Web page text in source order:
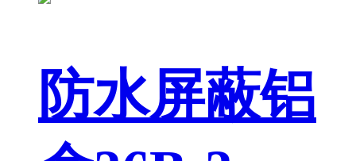
防水屏蔽铝